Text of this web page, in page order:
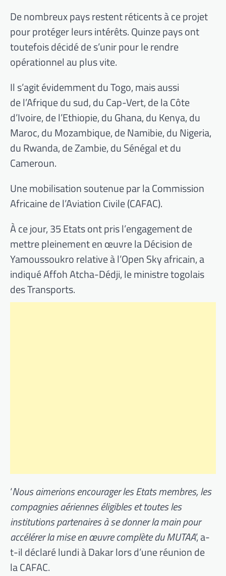
De nombreux pays restent réticents à ce projet
pour protéger leurs intérêts. Quinze pays ont
toutefois décidé de s’unir pour le rendre
opérationnel au plus vite.
Il s’agit évidemment du Togo, mais aussi
de l’Afrique du sud, du Cap-Vert, de la Côte
d’Ivoire, de l’Ethiopie, du Ghana, du Kenya, du
Maroc, du Mozambique, de Namibie, du Nigeria,
du Rwanda, de Zambie, du Sénégal et du
Cameroun.
Une mobilisation soutenue par la Commission
Africaine de l’Aviation Civile (CAFAC).
À ce jour, 35 Etats ont pris l’engagement de
mettre pleinement en œuvre la Décision de
Yamoussoukro relative à l’Open Sky africain, a
indiqué Affoh Atcha-Dédji, le ministre togolais
des Transports.
‘Nous aimerions encourager les Etats membres, les
compagnies aériennes éligibles et toutes les
institutions partenaires à se donner la main pour
accélérer la mise en œuvre complète du MUTAA’, a-
t-il déclaré lundi à Dakar lors d’une réunion de
la CAFAC.